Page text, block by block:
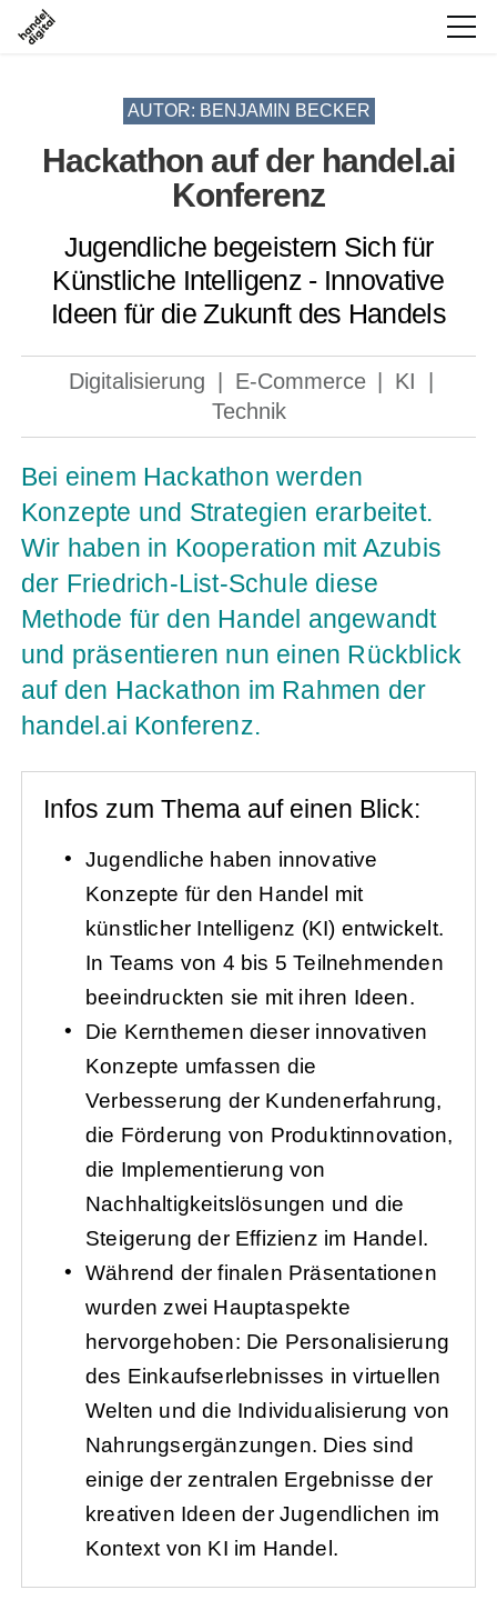
AUTOR: BENJAMIN BECKER
Hackathon auf der handel.ai
Konferenz
Jugendliche begeistern Sich für
Künstliche Intelligenz - Innovative
Ideen für die Zukunft des Handels
Digitalisierung E-Commerce KI
Technik
Bei einem Hackathon werden
Konzepte und Strategien erarbeitet.
Wir haben in Kooperation mit Azubis
der Friedrich-List-Schule diese
Methode für den Handel angewandt
und präsentieren nun einen Rückblick
auf den Hackathon im Rahmen der
handel.ai Konferenz.
Infos zum Thema auf einen Blick:
Jugendliche haben innovative
Konzepte für den Handel mit
künstlicher Intelligenz (KI) entwickelt.
In Teams von 4 bis 5 Teilnehmenden
beeindruckten sie mit ihren Ideen.
Die Kernthemen dieser innovativen
Konzepte umfassen die
Verbesserung der Kundenerfahrung,
die Förderung von Produktinnovation,
die Implementierung von
Nachhaltigkeitslösungen und die
Steigerung der Effizienz im Handel.
Während der finalen Präsentationen
wurden zwei Hauptaspekte
hervorgehoben: Die Personalisierung
des Einkaufserlebnisses in virtuellen
Welten und die Individualisierung von
Nahrungsergänzungen. Dies sind
einige der zentralen Ergebnisse der
kreativen Ideen der Jugendlichen im
Kontext von KI im Handel.